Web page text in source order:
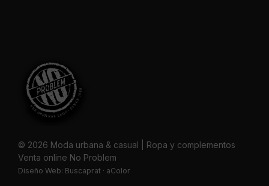
© 2026 Moda urbana & casual | Ropa y complementos
Venta online No Problem
Diseño Web: Buscaprat · aColor